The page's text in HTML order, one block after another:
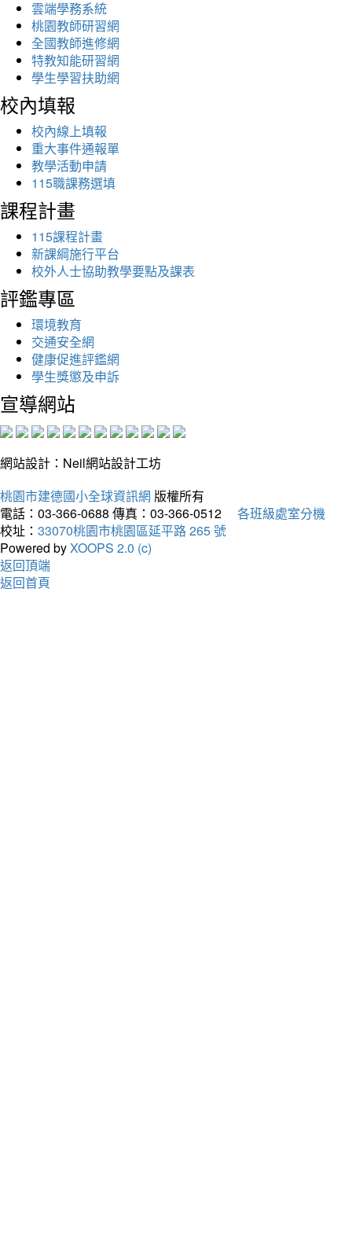
雲端學務系統
桃園教師研習網
全國教師進修網
特教知能研習網
學生學習扶助網
校內填報
校內線上填報
重大事件通報單
教學活動申請
115職課務選填
課程計畫
115課程計畫
新課綱施行平台
校外人士協助教學要點及課表
評鑑專區
環境教育
交通安全網
健康促進評鑑網
學生獎懲及申訴
宣導網站
網站設計：Neil網站設計工坊
桃園市建德國小全球資訊網 版權所有
電話：03-366-0688 傳真：03-366-0512
各班級處室分機
校址： 33070桃園市桃園區延平路 265 號
Powered byXOOPS 2.0 (c)
返回頂端
返回首頁